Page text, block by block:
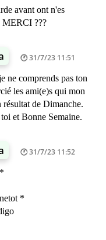
avant ont n'es
MERCI ???
31/7/23 11:51
ne comprends pas ton
les ami(e)s qui mon
de Dimanche.
et Bonne Semaine.
31/7/23 11:52
*